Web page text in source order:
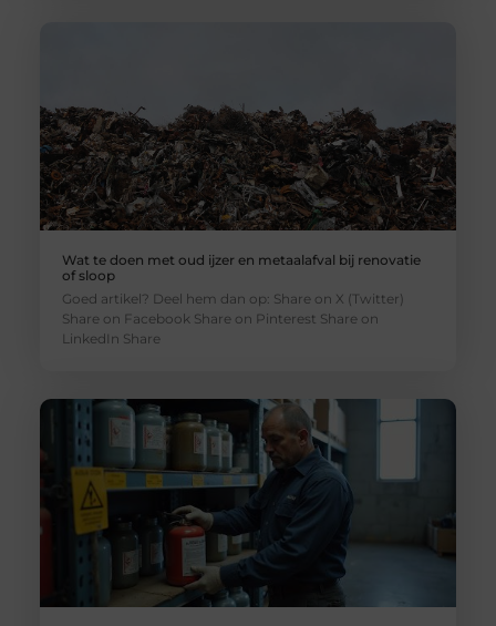
Wat te doen met oud ijzer en metaalafval bij renovatie
of sloop
Goed artikel? Deel hem dan op: Share on X (Twitter)
Share on Facebook Share on Pinterest Share on
LinkedIn Share